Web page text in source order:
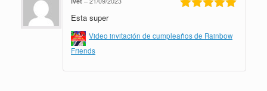
Esta super
Video invitación de cumpleaños de Rainbow
Friends